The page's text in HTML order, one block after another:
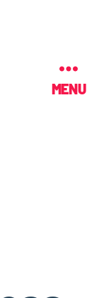
MENU